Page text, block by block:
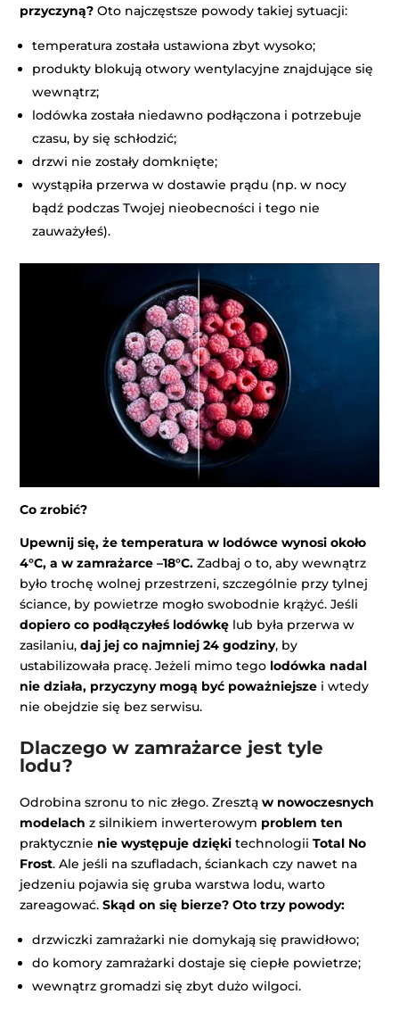
przyczyną? Oto najczęstsze powody takiej sytuacji:
temperatura została ustawiona zbyt wysoko;
produkty blokują otwory wentylacyjne znajdujące się
wewnątrz;
lodówka została niedawno podłączona i potrzebuje
czasu, by się schłodzić;
drzwi nie zostały domknięte;
wystąpiła przerwa w dostawie prądu (np. w nocy
bądź podczas Twojej nieobecności i tego nie
zauważyłeś).
Co zrobić?
Upewnij się, że temperatura w lodówce wynosi około
4°C, a w zamrażarce –18°C. Zadbaj o to, aby wewnątrz
było trochę wolnej przestrzeni, szczególnie przy tylnej
ściance, by powietrze mogło swobodnie krążyć. Jeśli
dopiero co podłączyłeś lodówkę lub była przerwa w
zasilaniu,daj jej co najmniej 24 godziny, by
ustabilizowała pracę. Jeżeli mimo tego lodówka nadal
nie działa, przyczyny mogą być poważniejsze i wtedy
nie obejdzie się bez serwisu.
Dlaczego w zamrażarce jest tyle
lodu?
Odrobina szronu to nic złego. Zresztąw nowoczesnych
modelach z silnikiem inwerterowym problem ten
praktycznie nie występuje dziękitechnologiiTotal No
Frost. Ale jeśli na szufladach, ściankach czy nawet na
jedzeniu pojawia się gruba warstwa lodu, warto
zareagować.Skąd on się bierze? Oto trzy powody:
drzwiczki zamrażarki nie domykają się prawidłowo;
do komory zamrażarki dostaje się ciepłe powietrze;
wewnątrz gromadzi się zbyt dużo wilgoci.